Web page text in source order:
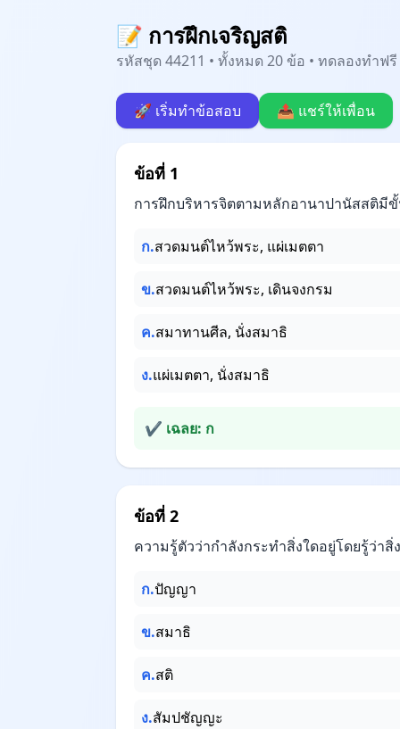
📝 การฝึกเจริญสติ
รหัสชุด 44211 • ทั้งหมด 20 ข้อ • ทดลองทำฟ
🚀 เริ่มทำข้อสอบ 📤 แชร์ให้เพื่อน
ข้อที่ 1
การฝึกบริหารจิตตามหลักอานาปานัสสติมี
ก.สวดมนต์ไหว้พระ, แผ่เมตตา
ข.สวดมนต์ไหว้พระ, เดินจงกรม
ค.สมาทานศีล, นั่งสมาธิ
ง.แผ่เมตตา, นั่งสมาธิ
✔ เฉลย: ก
ข้อที่ 2
ความรู้ตัวว่ากำลังกระทำสิ่งใดอยู่โดยรู้ว่
ก.ปัญญา
ข.สมาธิ
ค.สติ
ง.สัมปชัญญะ